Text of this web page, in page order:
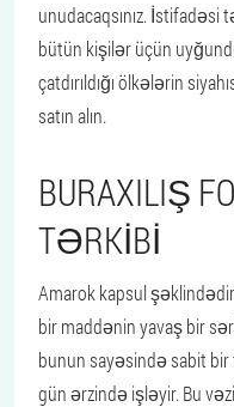
unudacaqsınız.
bütün kişilər üçün
çatdırıldığı ölkələrin
satın alın.
BURAXILIŞ
TƏRKIBI
Amarok kapsul
bir maddənin yavaş bir
bunun sayəsində sabit
gün ərzində işləyir. Bu